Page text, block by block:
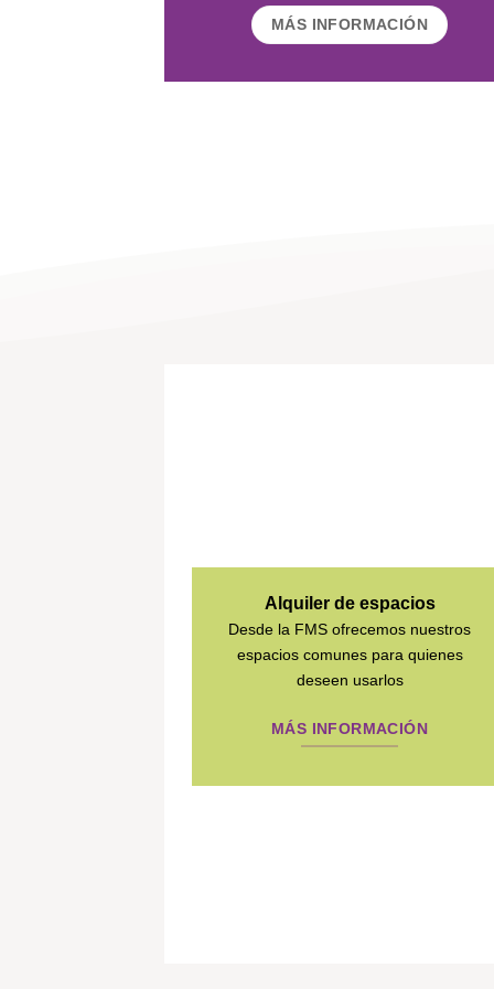
MÁS INFORMACIÓN
Alquiler de espacios
Desde la FMS ofrecemos nuestros
espacios comunes para quienes
deseen usarlos
MÁS INFORMACIÓN